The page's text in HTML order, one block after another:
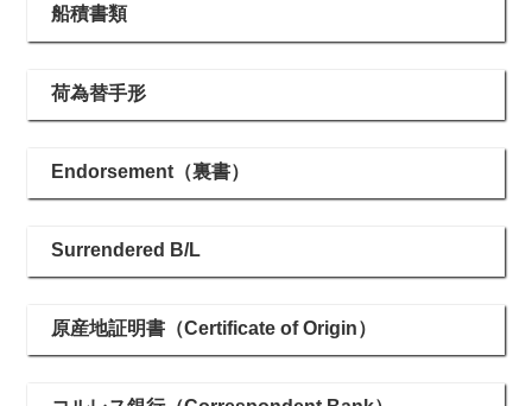
船積書類
荷為替手形
Endorsement（裏書）
Surrendered B/L
原産地証明書（Certificate of Origin）